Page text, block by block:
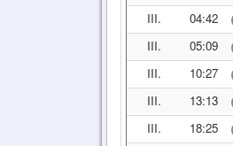
III.
04:42
III.
05:09
III.
10:27
III.
13:13
III.
18:25